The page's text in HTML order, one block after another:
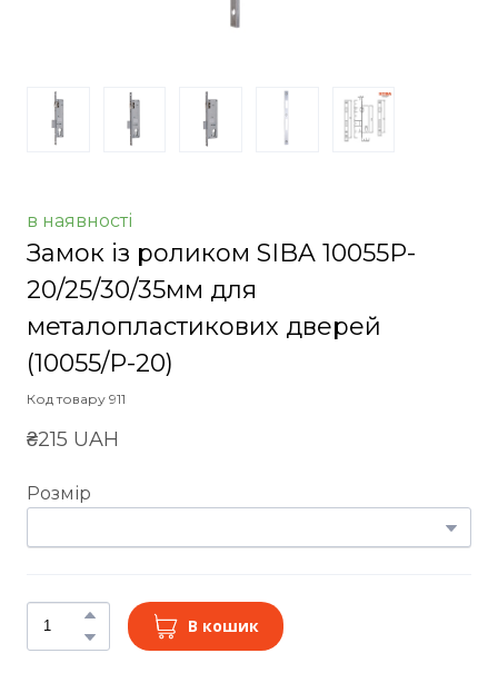
в наявності
Замок із роликом SIBA 10055P-
20/25/30/35мм для
металопластикових дверей
(10055/P-20)
Код товару 911
₴215 UAH
Розмір
В кошик